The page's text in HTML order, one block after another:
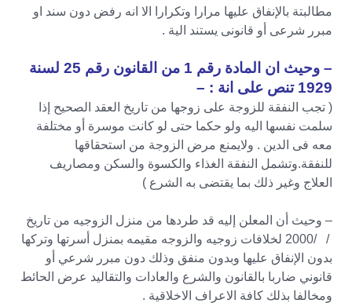
مطالبتة بالإنفاق عليها مرارا وتكرارا الا انه رفض دون سند او
مبرر شرعى أو قانونى يستند الية .
– وحيث ان المادة رقم 1 من القانون رقم 25 لسنة
1929 تنص على انة : –
( تجب النفقة للزوجة على زوجها من تاريخ العقد الصحيح إذا
سلمت نفسها اليه ولو حكما حتى لو كانت موسرة أو مختلفة
معه فى الدين . ولايمنع مرض الزوجة من استحقاقها
للنفقة.وتشمل النفقة الغذاء والكسوة والسكن ومصاريف
العلاج وغير ذلك بما يقتضى به الشرع )
– وحيث أن المعلن إليه قد طردها من منزل الزوجيه من تاريخ
/ /2000 لخلافات زوجيه والزوجه مقيمه بمنزل أسرتها وتركها
بدون الإنفاق عليها وبدون منفق وذلك دون مبرر شرعي أو
قانوني ضاربا بالقانون والشرع والعادات والتقاليد عرض الحائط
ومخالفا بذلك كافة الاعراف الاخلاقية .